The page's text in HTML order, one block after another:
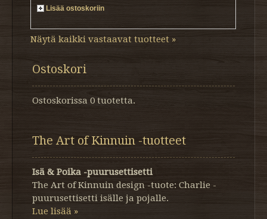
Lisää ostoskoriin
Näytä kaikki vastaavat tuotteet »
Ostoskori
Ostoskorissa 0 tuotetta.
The Art of Kinnuin -tuotteet
Isä & Poika -puurusettisetti
The Art of Kinnuin design -tuote: Charlie -
puurusettisetti isälle ja pojalle.
Lue lisää »